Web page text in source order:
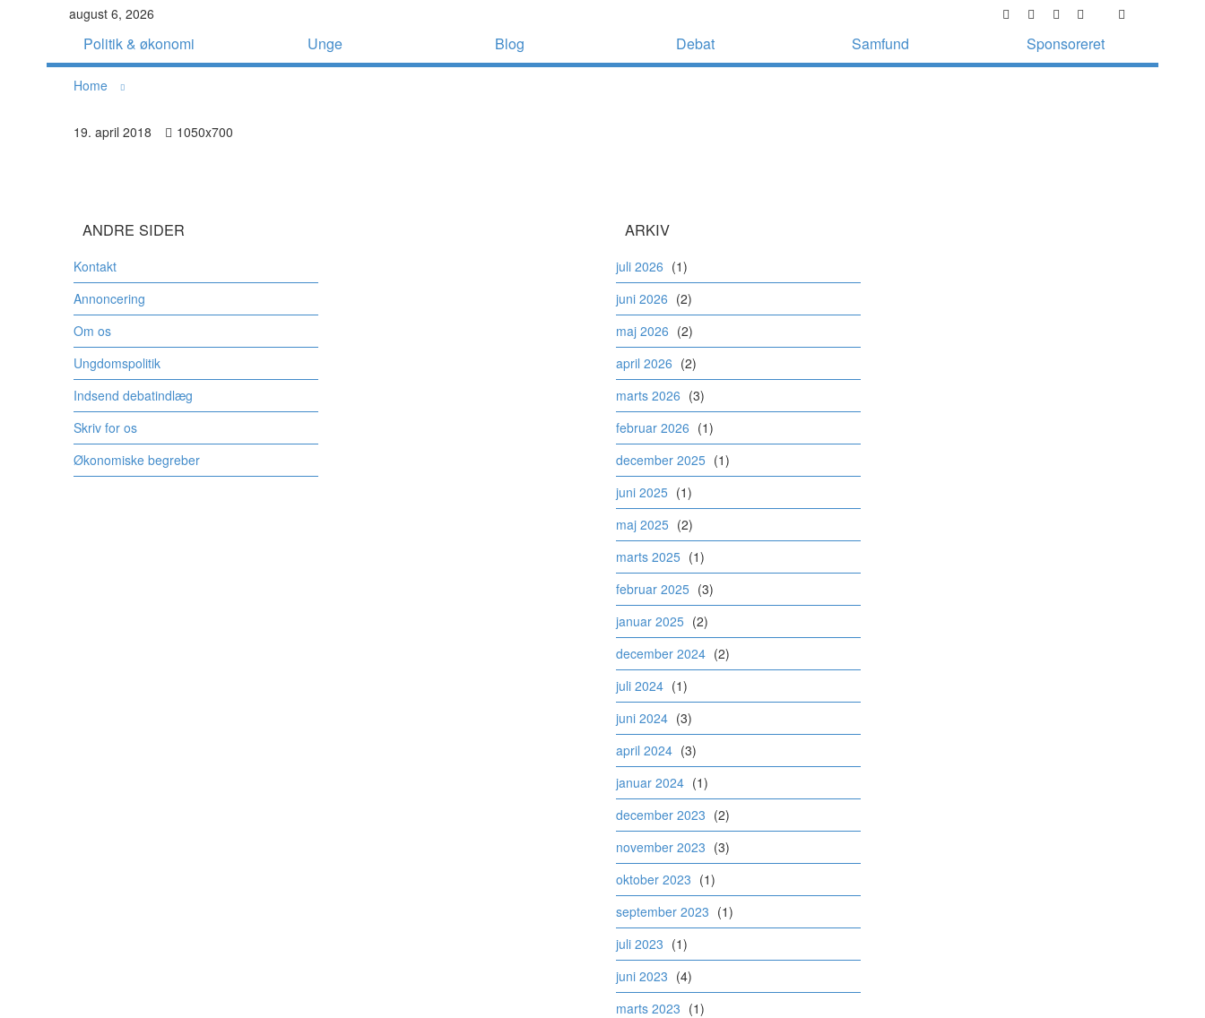
august 6, 2026
Politik & økonomi Unge Blog Debat Samfund Sponsoreret
Home
19. april 2018 1050x700
ANDRE SIDER
Kontakt
Annoncering
Om os
Ungdomspolitik
Indsend debatindlæg
Skriv for os
Økonomiske begreber
ARKIV
juli 2026 (1)
juni 2026 (2)
maj 2026 (2)
april 2026 (2)
marts 2026 (3)
februar 2026 (1)
december 2025 (1)
juni 2025 (1)
maj 2025 (2)
marts 2025 (1)
februar 2025 (3)
januar 2025 (2)
december 2024 (2)
juli 2024 (1)
juni 2024 (3)
april 2024 (3)
januar 2024 (1)
december 2023 (2)
november 2023 (3)
oktober 2023 (1)
september 2023 (1)
juli 2023 (1)
juni 2023 (4)
marts 2023 (1)